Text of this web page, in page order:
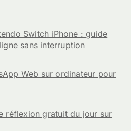
Switch iPhone : guide
sans interruption
Web sur ordinateur pour
réflexion gratuit du jour sur